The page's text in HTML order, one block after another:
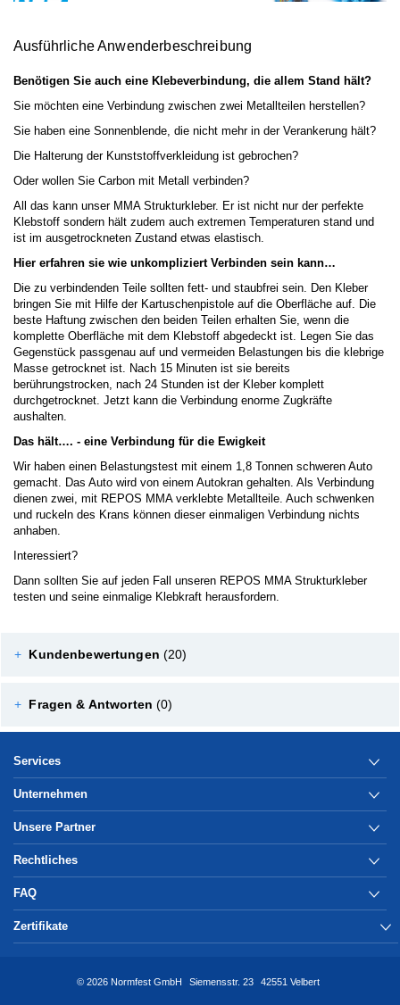
Ausführliche Anwenderbeschreibung
Benötigen Sie auch eine Klebeverbindung, die allem Stand hält?
Sie möchten eine Verbindung zwischen zwei Metallteilen herstellen?
Sie haben eine Sonnenblende, die nicht mehr in der Verankerung hält?
Die Halterung der Kunststoffverkleidung ist gebrochen?
Oder wollen Sie Carbon mit Metall verbinden?
All das kann unser MMA Strukturkleber. Er ist nicht nur der perfekte
Klebstoff sondern hält zudem auch extremen Temperaturen stand und
ist im ausgetrockneten Zustand etwas elastisch.
Hier erfahren sie wie unkompliziert Verbinden sein kann…
Die zu verbindenden Teile sollten fett- und staubfrei sein. Den Kleber
bringen Sie mit Hilfe der Kartuschenpistole auf die Oberfläche auf. Die
beste Haftung zwischen den beiden Teilen erhalten Sie, wenn die
komplette Oberfläche mit dem Klebstoff abgedeckt ist. Legen Sie das
Gegenstück passgenau auf und vermeiden Belastungen bis die klebrige
Masse getrocknet ist. Nach 15 Minuten ist sie bereits
berührungstrocken, nach 24 Stunden ist der Kleber komplett
durchgetrocknet. Jetzt kann die Verbindung enorme Zugkräfte
aushalten.
Das hält…. - eine Verbindung für die Ewigkeit
Wir haben einen Belastungstest mit einem 1,8 Tonnen schweren Auto
gemacht. Das Auto wird von einem Autokran gehalten. Als Verbindung
dienen zwei, mit REPOS MMA verklebte Metallteile. Auch schwenken
und ruckeln des Krans können dieser einmaligen Verbindung nichts
anhaben.
Interessiert?
Dann sollten Sie auf jeden Fall unseren REPOS MMA Strukturkleber
testen und seine einmalige Klebkraft herausfordern.
+ Kundenbewertungen (20)
+ Fragen & Antworten (0)
Services
Unternehmen
Unsere Partner
Rechtliches
FAQ
Zertifikate
© 2026 Normfest GmbH Siemensstr. 23 42551 Velbert